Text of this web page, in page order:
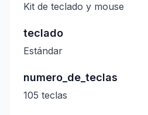
Kit de teclado y mouse
teclado
Estándar
numero_de_teclas
105 teclas